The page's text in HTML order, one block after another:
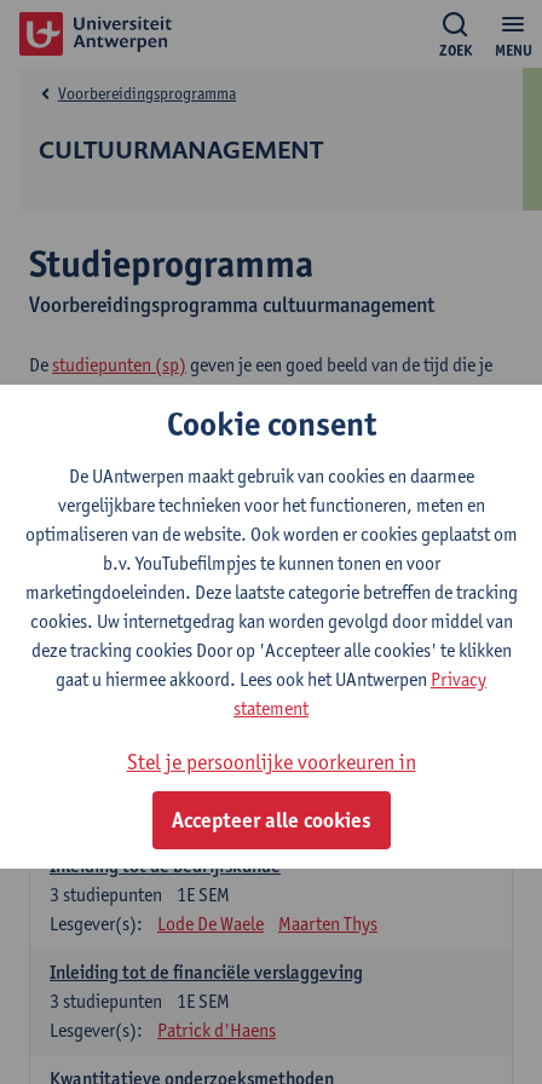
MENU
ZOEK
CULTUURMANAGEMENT
Voorbereidingsprogramma
Studieprogramma
Voorbereidingsprogramma cultuurmanagement
De studiepunten (sp) geven je een goed beeld van de tijd die je
studiepunt moet je rekenen op 25 tot 30 uren studeren, lessen
2026-
2025-
2026
2024-
2025
2023-
2024
2022-
2023
In academiejaar 2026-2027 bestaat het
Voorbereidingsprogramma Cultuurmanagement uit 12
studiepunten.
Verplichte opleidingsonderdelen (12
studiepunten)
Inleiding tot de bedrijfskunde
1E SEM
3 studiepunten
Lesgever(s):
Lode De Waele Maarten Thys
Inleiding tot de financiële verslaggeving
1E SEM
3 studiepunten
Lesgever(s):
Patrick d'Haens
Kwantitatieve onderzoeksmethoden
Cookie consent
De UAntwerpen maakt gebruik van cookies en daarmee
vergelijkbare technieken voor het functioneren, meten en
optimaliseren van de website. Ook worden er cookies geplaatst om
b.v. YouTubefilmpjes te kunnen tonen en voor
marketingdoeleinden. Deze laatste categorie betreffen de tracking
cookies. Uw internetgedrag kan worden gevolgd door middel van
deze tracking cookies Door op 'Accepteer alle cookies' te klikken
gaat u hiermee akkoord. Lees ook het UAntwerpen Privacy
statement
Stel je persoonlijke voorkeuren in
Accepteer alle cookies